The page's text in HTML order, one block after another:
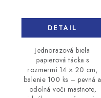
DETAIL
Jednorazová biela
papierová tácka s
rozmermi 14 × 20 cm,
balenie 100 ks – pevná a
odolná voči mastnote,